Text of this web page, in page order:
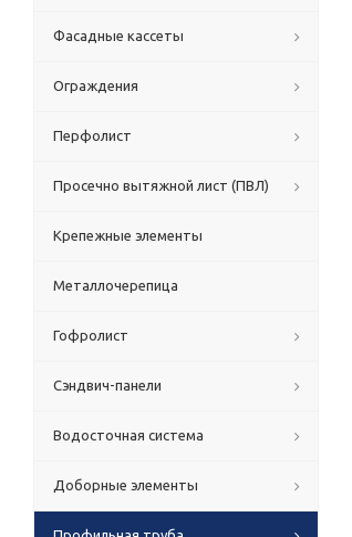
Фасадные кассеты
Ограждения
Перфолист
Просечно вытяжной лист (ПВЛ)
Крепежные элементы
Металлочерепица
Гофролист
Сэндвич-панели
Водосточная система
Доборные элементы